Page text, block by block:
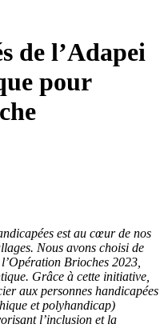
de l’Adapei
pour
est au cœur de nos
Nous avons choisi de
Brioches 2023,
Grâce à cette initiative,
aux personnes handicapées
et polyhandicap)
l’inclusion et la